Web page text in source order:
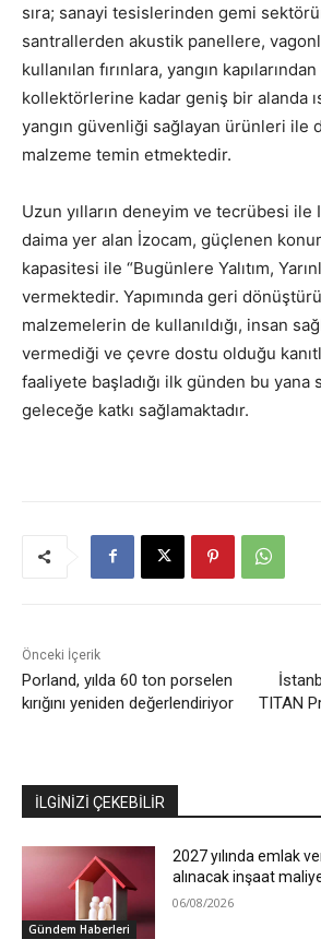
sıra; sanayi tesislerinden gemi
santrallerden akustik panellere,
kullanılan fırınlara, yangın
kollektörlerine kadar geniş bir alanda
yangın güvenliği sağlayan ürünleri ile
malzeme temin etmektedir.
Uzun yılların deneyim ve tecrübesi ile
daima yer alan İzocam, güçlenen
kapasitesi ile “Bugünlere Yalıtım,
vermektedir. Yapımında geri
malzemelerin de kullanıldığı, insan
vermediği ve çevre dostu olduğu
faaliyete başladığı ilk günden bu
geleceğe katkı sağlamaktadır.
Önceki İçerik
Porland, yılda 60 ton porselen
kırığını yeniden değerlendiriyor
TITAN
İLGİNİZİ ÇEKEBİLİR
Gündem Haberleri
2027 yılında emlak
alınacak inşaat
06/08/2026